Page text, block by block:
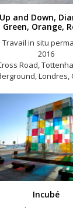
and Down,
Green, Orange,
Travail in situ
2016
Road,
Londres,
Incubé